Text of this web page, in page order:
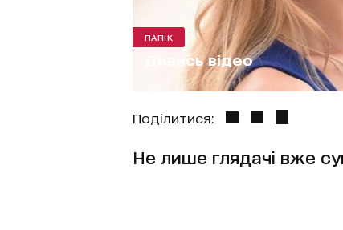
ПАПІК
Дивись відео
Поділитися:
Не лише глядачі вже